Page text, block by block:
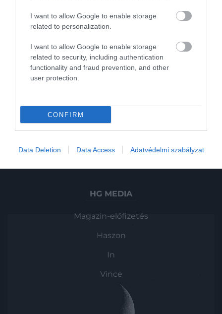
I want to allow Google to enable storage
related to personalization.
I want to allow Google to enable storage
related to security, including authentication
functionality and fraud prevention, and other
user protection.
CONFIRM
Data Deletion Data Access Adatvédelmi szabályzat
ROVATOK
Kultúra
Utazás
Pénz
HG MEDIA
Magazin-előfizetés
Haszon
In
Vince
KAPCSOLAT